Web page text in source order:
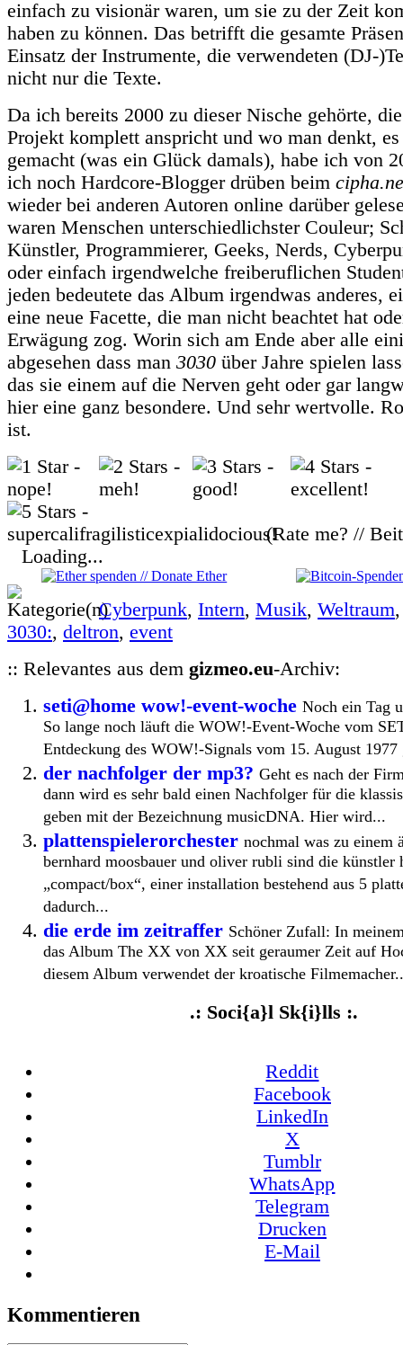
einfach zu visionär waren, um sie zu der Zeit
haben zu können. Das betrifft die gesamte
Einsatz der Instrumente, die verwendeten (DJ-
nicht nur die Texte.
Da ich bereits 2000 zu dieser Nische gehörte,
Projekt komplett anspricht und wo man denkt,
gemacht (was ein Glück damals), habe ich von
ich noch Hardcore-Blogger drüben beim
wieder bei anderen Autoren online darüber
waren Menschen unterschiedlichster Couleur;
Künstler, Programmierer, Geeks, Nerds,
oder einfach irgendwelche freiberuflichen
jeden bedeutete das Album irgendwas anderes,
eine neue Facette, die man nicht beachtet hat
Erwägung zog. Worin sich am Ende aber alle
abgesehen dass man 3030 über Jahre spielen
das sie einem auf die Nerven geht oder gar
hier eine ganz besondere. Und sehr wertvolle.
ist.
(Rate me? //
Loading...
Cyberpunk, Intern, Musik, Weltraum
3030:, deltron, event
:: Relevantes aus dem gizmeo.eu-Archiv:
seti@home wow!-event-woche Noch ein Tag
So lange noch läuft die WOW!-Event-Woche vom
Entdeckung des WOW!-Signals vom 15. August
der nachfolger der mp3? Geht es nach der
dann wird es sehr bald einen Nachfolger für die
geben mit der Bezeichnung musicDNA. Hier wird...
plattenspielerorchester nochmal was zu einem
bernhard moosbauer und oliver rubli sind die künstler
„compact/box“, einer installation bestehend aus 5
dadurch...
die erde im zeitraffer Schöner Zufall: In
das Album The XX von XX seit geraumer Zeit auf
diesem Album verwendet der kroatische
.: Soci{a}l Sk{i}lls :.
Reddit
Facebook
LinkedIn
X
Tumblr
WhatsApp
Telegram
Drucken
E-Mail
Kommentieren